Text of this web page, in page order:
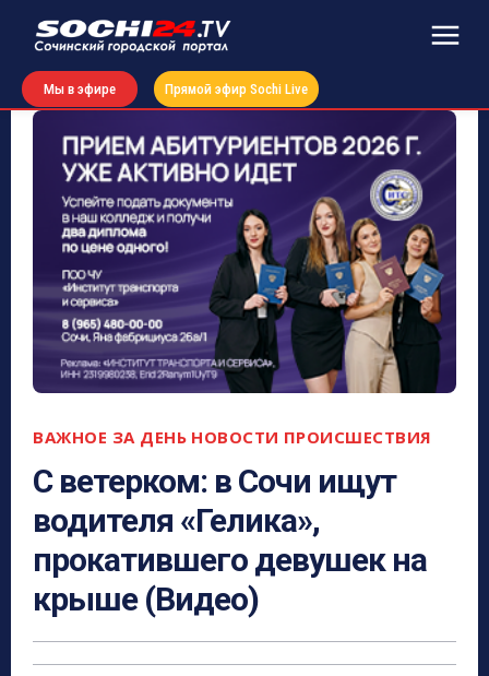
Мы в эфире Прямой эфир Sochi Live
ВАЖНОЕ ЗА ДЕНЬ НОВОСТИ ПРОИСШЕСТВИЯ
С ветерком: в Сочи ищут
водителя «Гелика»,
прокатившего девушек на
крыше (Видео)